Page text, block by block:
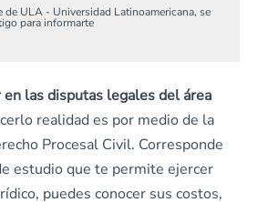
de ULA - Universidad Latinoamericana, se
para informarte
en las disputas legales del área
realidad es por medio de la
Procesal Civil. Corresponde
estudio que te permite ejercer
puedes conocer sus costos,